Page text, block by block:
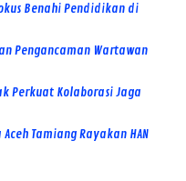
Benahi Pendidikan di
Pengancaman Wartawan
Perkuat Kolaborasi Jaga
Tamiang Rayakan HAN